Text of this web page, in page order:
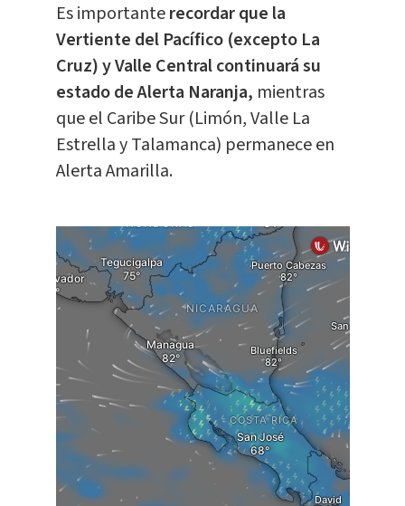
Es importanterecordar que la
Vertiente del Pacífico (excepto La
Cruz) y Valle Central continuará su
estado de Alerta Naranja, mientras
que el Caribe Sur (Limón, Valle La
Estrella y Talamanca) permanece en
Alerta Amarilla.